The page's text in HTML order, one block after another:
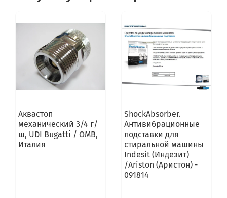
Аквастоп
механический 3/4 г/
ш, UDI Bugatti / OMB,
Италия
ShockAbsorber.
Антивибрационные
подставки для
стиральной машины
Indesit (Индезит)
/Ariston (Аристон) -
091814